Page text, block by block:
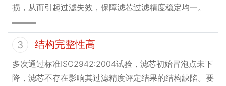
损，从而引起过滤失效，保障滤芯过滤精度稳定均一。
3 结构完整性高
多次通过标准ISO2942:2004试验，滤芯初始冒泡点未下
降，滤芯不存在影响其过滤精度评定结果的结构缺陷。要